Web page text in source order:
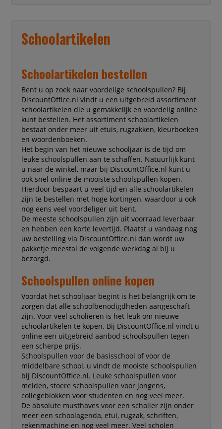
Schoolartikelen
Schoolartikelen bestellen
Bent u op zoek naar voordelige schoolspullen? Bij
DiscountOffice.nl vindt u een uitgebreid assortiment
schoolartikelen die u gemakkelijk en voordelig online
kunt bestellen. Het assortiment schoolartikelen
bestaat onder meer uit etuis, rugzakken, kleurboeken
en woordenboeken.
Het begin van het nieuwe schooljaar is de tijd om
leuke schoolspullen aan te schaffen. Natuurlijk kunt
u naar de winkel, maar bij DiscountOffice.nl kunt u
ook snel online de mooiste schoolspullen kopen.
Hierdoor bespaart u veel tijd en alle schoolartikelen
zijn te bestellen met hoge kortingen, waardoor u ook
nog eens veel voordeliger uit bent.
De meeste schoolspullen zijn uit voorraad leverbaar
en hebben een korte levertijd. Plaatst u vandaag nog
uw bestelling via DiscountOffice.nl dan wordt uw
pakketje meestal de volgende werkdag al bij u
bezorgd.
Schoolspullen online kopen
Voordat het schooljaar begint is het belangrijk om te
zorgen dat alle schoolbenodigdheden aangeschaft
zijn. Voor veel scholieren is het leuk om nieuwe
schoolartikelen te kopen. Bij DiscountOffice.nl vindt u
online een uitgebreid aanbod schoolspullen tegen
een scherpe prijs.
Schoolspullen voor de basisschool of voor de
middelbare school, u vindt de mooiste schoolspullen
bij DiscountOffice.nl. Leuke schoolspullen voor
meiden, stoere schoolspullen voor jongens,
collegeblokken voor studenten en nog veel meer.
De absolute musthaves voor een scholier zijn onder
meer een schoolagenda, etui, rugzak, schriften,
rekenmachine en nog veel meer. Veel scholen